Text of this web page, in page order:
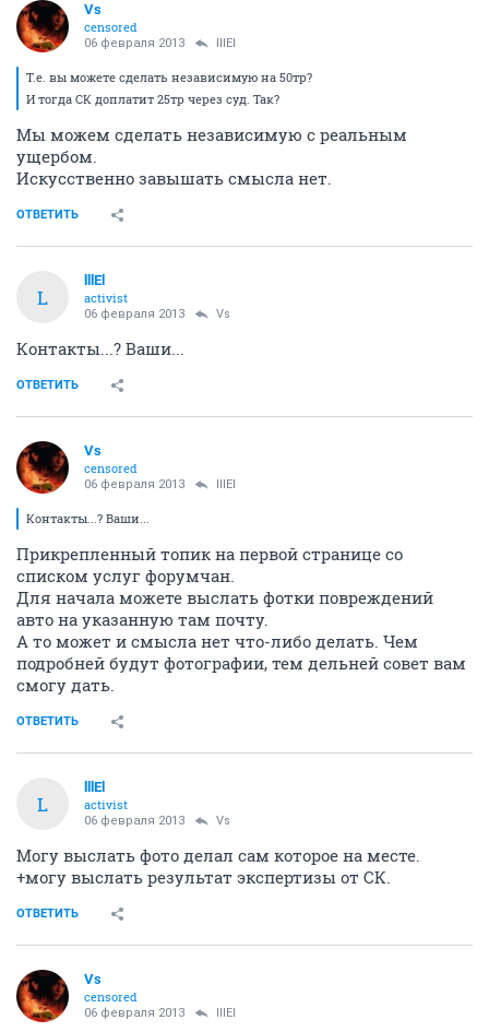
Vs
censored
06 февраля 2013 lllEl
Т.е. вы можете сделать независимую на 50тр?
И тогда СК доплатит 25тр через суд. Так?
Мы можем сделать независимую с реальным
ущербом.
Искусственно завышать смысла нет.
ОТВЕТИТЬ
L
lllEl
activist
06 февраля 2013 Vs
Контакты...? Ваши...
ОТВЕТИТЬ
Vs
censored
06 февраля 2013 lllEl
Контакты...? Ваши...
Прикрепленный топик на первой странице со
списком услуг форумчан.
Для начала можете выслать фотки повреждений
авто на указанную там почту.
А то может и смысла нет что-либо делать. Чем
подробней будут фотографии, тем дельней совет вам
смогу дать.
ОТВЕТИТЬ
L
lllEl
activist
06 февраля 2013 Vs
Могу выслать фото делал сам которое на месте.
+могу выслать результат экспертизы от СК.
ОТВЕТИТЬ
Vs
censored
06 февраля 2013 lllEl